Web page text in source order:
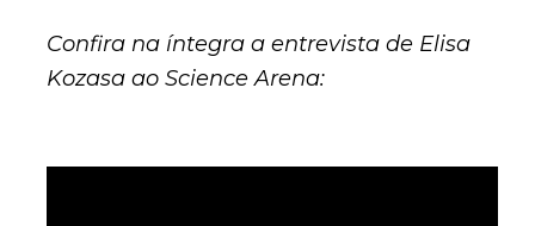
Confira na íntegra a entrevista de Elisa
Kozasa ao Science Arena: